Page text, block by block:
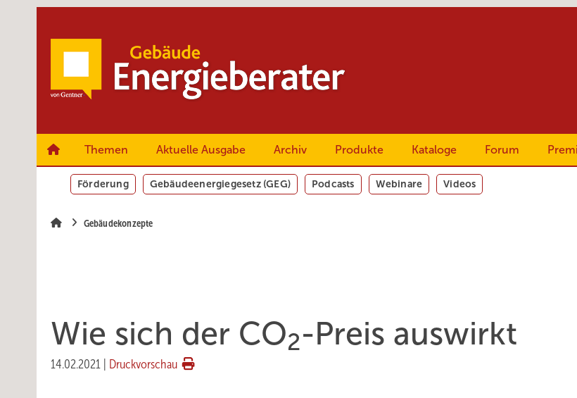
Themen Aktuelle Ausgabe Archiv Produkte Kataloge Forum
Förderung Gebäudeenergiegesetz (GEG) Podcasts Webinare Videos
Gebäudekonzepte
Wie sich der CO2-Preis auswirkt
14.02.2021 Druckvorschau